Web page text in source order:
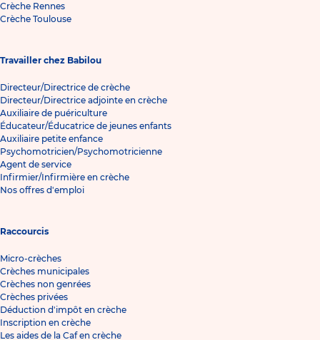
Crèche Rennes
Crèche Toulouse
Travailler chez Babilou
Directeur/Directrice de crèche
Directeur/Directrice adjointe en crèche
Auxiliaire de puériculture
Éducateur/Éducatrice de jeunes enfants
Auxiliaire petite enfance
Psychomotricien/Psychomotricienne
Agent de service
Infirmier/Infirmière en crèche
Nos offres d'emploi
Raccourcis
Micro-crèches
Crèches municipales
Crèches non genrées
Crèches privées
Déduction d'impôt en crèche
Inscription en crèche
Les aides de la Caf en crèche